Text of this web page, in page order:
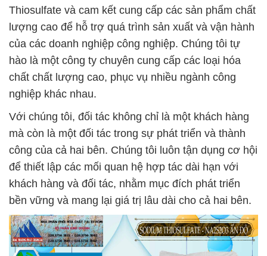
Thiosulfate và cam kết cung cấp các sản phẩm chất
lượng cao để hỗ trợ quá trình sản xuất và vận hành
của các doanh nghiệp công nghiệp. Chúng tôi tự
hào là một công ty chuyên cung cấp các loại hóa
chất chất lượng cao, phục vụ nhiều ngành công
nghiệp khác nhau.
Với chúng tôi, đối tác không chỉ là một khách hàng
mà còn là một đối tác trong sự phát triển và thành
công của cả hai bên. Chúng tôi luôn tận dụng cơ hội
để thiết lập các mối quan hệ hợp tác dài hạn với
khách hàng và đối tác, nhằm mục đích phát triển
bền vững và mang lại giá trị lâu dài cho cả hai bên.